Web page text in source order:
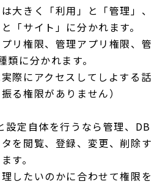
大きく「利用」と「管理」、
「サイト」に分かれます。
リ権限、管理アプリ権限、管
に分かれます。
実際にアクセスしてしよする話
る権限がありません）
設定自体を行うなら管理、DB
を閲覧、登録、変更、削除す
す。
したいのかに合わせて権限を